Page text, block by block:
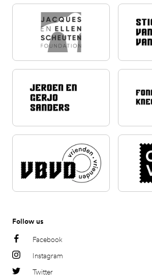
Follow us
Facebook
Instagram
Twitter